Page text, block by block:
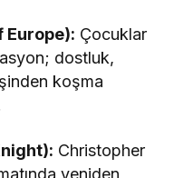
Europe): Çocuklar
dostluk,
koşma
Christopher
yeniden